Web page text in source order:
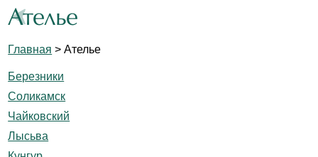
Ателье
Главная > Ателье
Березники
Соликамск
Чайковский
Лысьва